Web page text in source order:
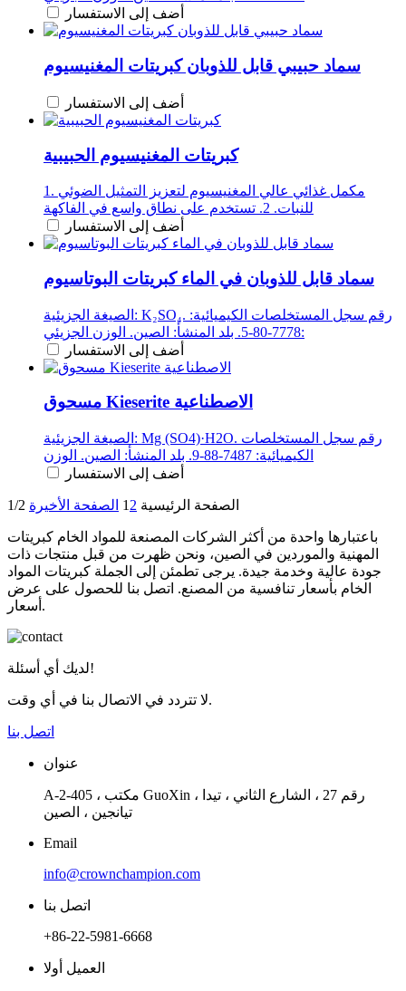
أضف إلى الاستفسار
سماد حبيبي قابل للذوبان كبريتات المغنيسيوم
أضف إلى الاستفسار
كبريتات المغنيسيوم الحبيبية
1. مكمل غذائي عالي المغنيسيوم لتعزيز التمثيل الضوئي
للنبات. 2. تستخدم على نطاق واسع في الفاكهة
أضف إلى الاستفسار
سماد قابل للذوبان في الماء كبريتات البوتاسيوم
الصيغة الجزيئية: K₂SO₄. رقم سجل المستخلصات الكيميائية:
7778-80-5. بلد المنشأ: الصين. الوزن الجزيئي:
أضف إلى الاستفسار
مسحوق Kieserite الاصطناعية
الصيغة الجزيئية: Mg (SO4)·H2O. رقم سجل المستخلصات
الكيميائية: 7487-88-9. بلد المنشأ: الصين. الوزن
أضف إلى الاستفسار
الصفحة الرئيسية 1 2 الصفحة الأخيرة 1/2
باعتبارها واحدة من أكثر الشركات المصنعة للمواد الخام كبريتات
المهنية والموردين في الصين، ونحن ظهرت من قبل منتجات ذات
جودة عالية وخدمة جيدة. يرجى تطمئن إلى الجملة كبريتات المواد
الخام بأسعار تنافسية من المصنع. اتصل بنا للحصول على عرض
أسعار.
لديك أي أسئلة!
لا تتردد في الاتصال بنا في أي وقت.
اتصل بنا
عنوان
A-2-405 ، مكتب GuoXin ، رقم 27 ، الشارع الثاني ، تيدا
تيانجين ، الصين
Email
info@crownchampion.com
اتصل بنا
+86-22-5981-6668
العميل أولا